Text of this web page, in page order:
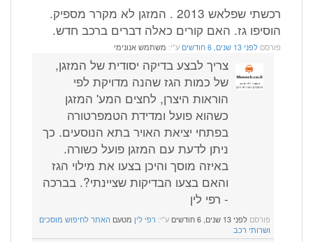
רכשתי שפלאש 2013 . המזגן לא מקרר מספיק.
הוסיפו גז. האם קורים כאלה דברים ברכב חדש.
פורסם לפני 13 שנים, 6 חודשים ע"י: משתמש אנונימי
צריך לבצע בדיקה יסודית של המזגן,
של כמות הגז שהנה מדויקת לפי
הוראות היצרן, לחצים המע' המזגן
כשהוא פועל ומדידת הטמפרטורה
בפתחי יציאת האויר בתא הנוסעים. כך
ניתן לדעת עם המזגן פועל כשורה.
באיזה מוסך והיכן בצעו את מילוי הגז
והאם בצעו הבדיקות שציינתי?. בברכה
- רפי לין
פורסם לפני 13 שנים, 6 חודשים ע"י: רפי לין מטעם האתר לחיפוש מוסכים
ושרותי רכב